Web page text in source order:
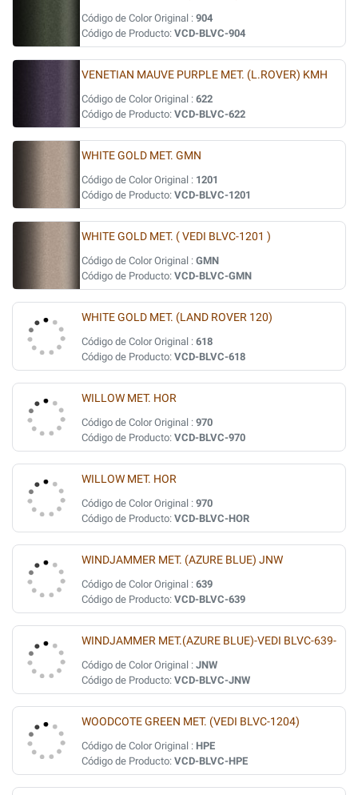
Código de Color Original : 904
Código de Producto: VCD-BLVC-904
VENETIAN MAUVE PURPLE MET. (L.ROVER) KMH
Código de Color Original : 622
Código de Producto: VCD-BLVC-622
WHITE GOLD MET. GMN
Código de Color Original : 1201
Código de Producto: VCD-BLVC-1201
WHITE GOLD MET. ( VEDI BLVC-1201 )
Código de Color Original : GMN
Código de Producto: VCD-BLVC-GMN
WHITE GOLD MET. (LAND ROVER 120)
Código de Color Original : 618
Código de Producto: VCD-BLVC-618
WILLOW MET. HOR
Código de Color Original : 970
Código de Producto: VCD-BLVC-970
WILLOW MET. HOR
Código de Color Original : 970
Código de Producto: VCD-BLVC-HOR
WINDJAMMER MET. (AZURE BLUE) JNW
Código de Color Original : 639
Código de Producto: VCD-BLVC-639
WINDJAMMER MET.(AZURE BLUE)-VEDI BLVC-639-
Código de Color Original : JNW
Código de Producto: VCD-BLVC-JNW
WOODCOTE GREEN MET. (VEDI BLVC-1204)
Código de Color Original : HPE
Código de Producto: VCD-BLVC-HPE